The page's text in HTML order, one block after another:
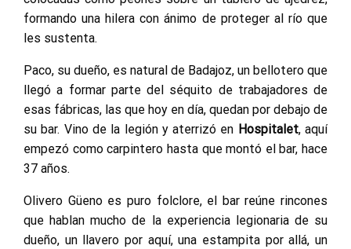
formando una hilera con ánimo de proteger al río que
les sustenta.
Paco, su dueño, es natural de Badajoz, un bellotero que
llegó a formar parte del séquito de trabajadores de
esas fábricas, las que hoy en día, quedan por debajo de
su bar. Vino de la legión y aterrizó en Hospitalet, aquí
empezó como carpintero hasta que montó el bar, hace
37 años.
Olivero Güeno es puro folclore, el bar reúne rincones
que hablan mucho de la experiencia legionaria de su
dueño, un llavero por aquí, una estampita por allá, un